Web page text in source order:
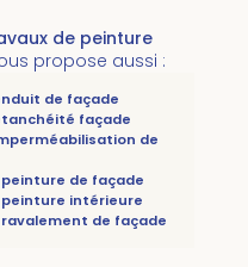
de peinture
propose aussi :
de façade
façade
de
de façade
intérieure
de façade